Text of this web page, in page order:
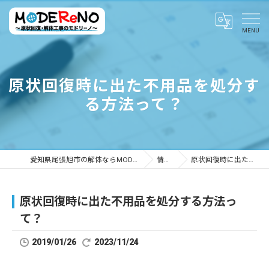
原状回復時に出た不用品を処分す
る方法って？
愛知県尾張旭市の解体ならMODEReNO ～原状回復・解体工事のモドリーノ～ 情報ブログ 原状回復時に出た不用品を処分する方法って？
原状回復時に出た不用品を処分する方法っ
て？
2019/01/26 2023/11/24